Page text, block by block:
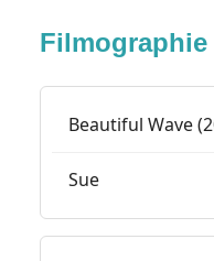
Filmographie
Beautiful Wave
Sue